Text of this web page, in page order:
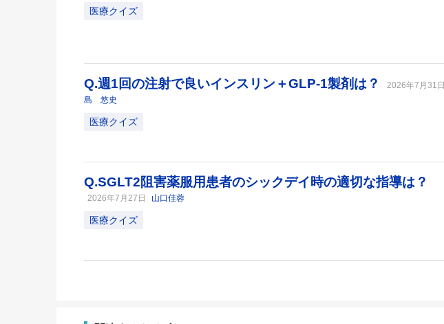
医療クイズ
Q.週1回の注射で良いインスリン＋GLP-1製剤は？ 2026年7月31日
島 悠史
医療クイズ
Q.SGLT2阻害薬服用患者のシックデイ時の適切な指導は？
2026年7月27日 山口佳蓉
医療クイズ